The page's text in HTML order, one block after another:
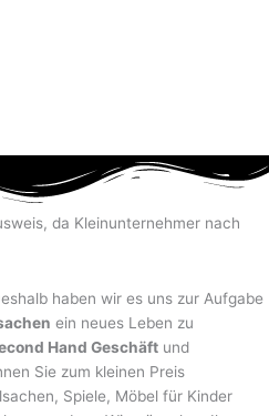
da Kleinunternehmer nach
haben wir es uns zur Aufgabe
ein neues Leben zu
Hand Geschäft und
Sie zum kleinen Preis
Spiele, Möbel für Kinder